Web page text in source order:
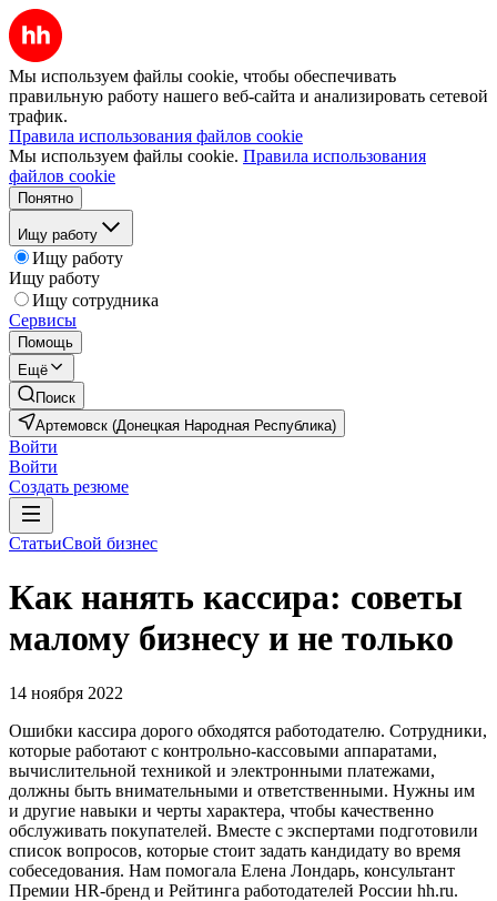
Мы используем файлы cookie, чтобы обеспечивать
правильную работу нашего веб-сайта и анализировать сетевой
трафик.
Правила использования файлов cookie
Мы используем файлы cookie. Правила использования
файлов cookie
Понятно
Ищу работу
Ищу работу
Ищу работу
Ищу сотрудника
Сервисы
Помощь
Ещё
Поиск
Артемовск (Донецкая Народная Республика)
Войти
Войти
Создать резюме
СтатьиСвой бизнес
Как нанять кассира: советы
малому бизнесу и не только
14 ноября 2022
Ошибки кассира дорого обходятся работодателю. Сотрудники,
которые работают с контрольно-кассовыми аппаратами,
вычислительной техникой и электронными платежами,
должны быть внимательными и ответственными. Нужны им
и другие навыки и черты характера, чтобы качественно
обслуживать покупателей. Вместе с экспертами подготовили
список вопросов, которые стоит задать кандидату во время
собеседования. Нам помогала Елена Лондарь, консультант
Премии HR-бренд и Рейтинга работодателей России hh.ru.